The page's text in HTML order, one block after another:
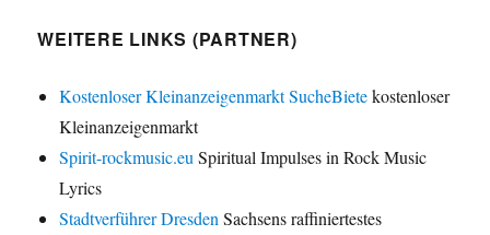
WEITERE LINKS (PARTNER)
Kostenloser Kleinanzeigenmarkt SucheBietekostenloser
Kleinanzeigenmarkt
Spirit-rockmusic.eu Spiritual Impulses in Rock Music
Lyrics
Stadtverführer Dresden Sachsens raffiniertestes